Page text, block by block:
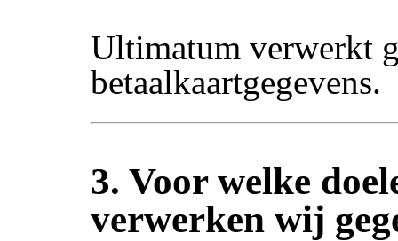
Ultimatum verwerkt
betaalkaartgegevens.
3. Voor welke
verwerken wij